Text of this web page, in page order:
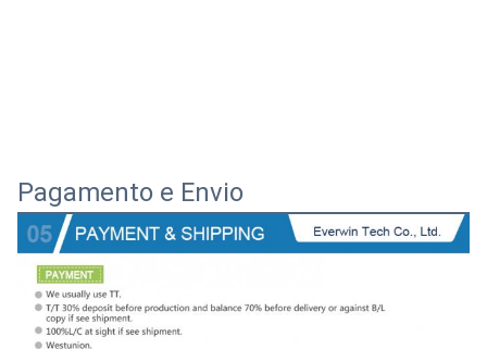
Pagamento e Envio